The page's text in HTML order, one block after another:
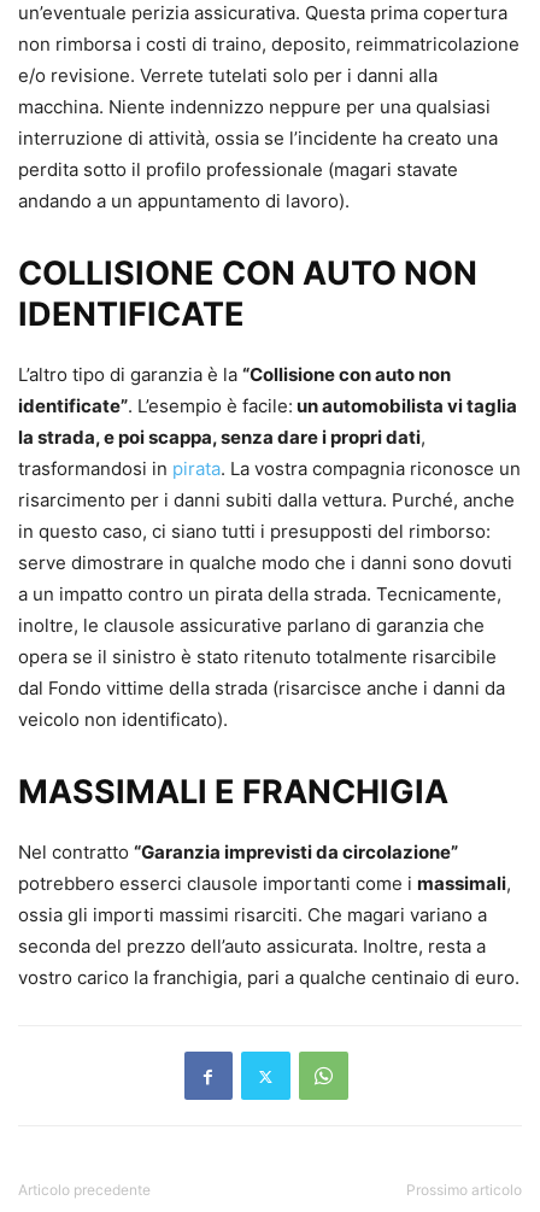
un’eventuale perizia assicurativa. Questa prima copertura
non rimborsa i costi di traino, deposito, reimmatricolazione
e/o revisione. Verrete tutelati solo per i danni alla
macchina. Niente indennizzo neppure per una qualsiasi
interruzione di attività, ossia se l’incidente ha creato una
perdita sotto il profilo professionale (magari stavate
andando a un appuntamento di lavoro).
COLLISIONE CON AUTO NON
IDENTIFICATE
L’altro tipo di garanzia è la “Collisione con auto non
identificate”. L’esempio è facile: un automobilista vi taglia
la strada, e poi scappa, senza dare i propri dati,
trasformandosi in pirata. La vostra compagnia riconosce un
risarcimento per i danni subiti dalla vettura. Purché, anche
in questo caso, ci siano tutti i presupposti del rimborso:
serve dimostrare in qualche modo che i danni sono dovuti
a un impatto contro un pirata della strada. Tecnicamente,
inoltre, le clausole assicurative parlano di garanzia che
opera se il sinistro è stato ritenuto totalmente risarcibile
dal Fondo vittime della strada (risarcisce anche i danni da
veicolo non identificato).
MASSIMALI E FRANCHIGIA
Nel contratto “Garanzia imprevisti da circolazione”
potrebbero esserci clausole importanti come i massimali,
ossia gli importi massimi risarciti. Che magari variano a
seconda del prezzo dell’auto assicurata. Inoltre, resta a
vostro carico la franchigia, pari a qualche centinaio di euro.
Articolo precedente Prossimo articolo